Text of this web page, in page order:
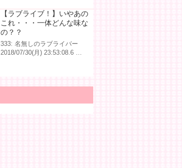
【ラブライブ！】いやあの
これ・・・一体どんな味な
の？？
333: 名無しのラブライバー
2018/07/30(月) 23:53:08.6 …